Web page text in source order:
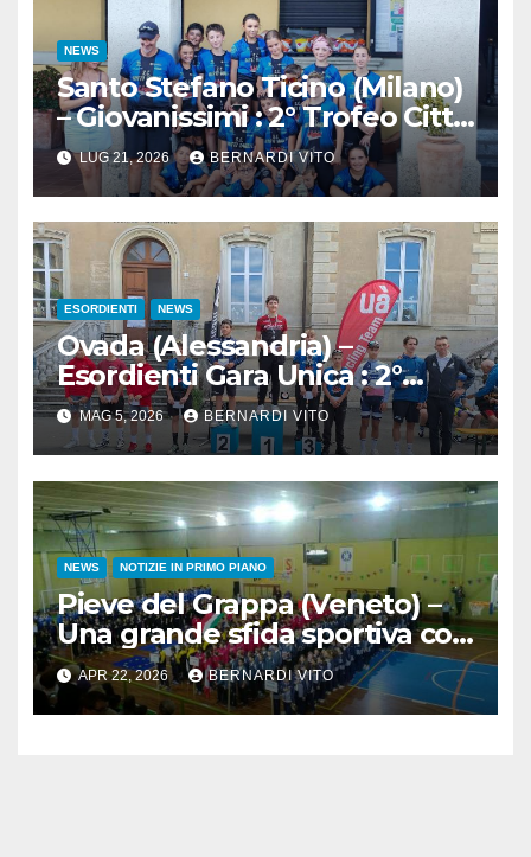
NEWS
Santo Stefano Ticino (Milano)
– Giovanissimi : 2° Trofeo Città
di Santo Stefano Ticino
LUG 21, 2026 BERNARDI VITO
ESORDIENTI NEWS
Ovada (Alessandria) –
Esordienti Gara Unica : 2°
Trofeo Città di Ovada ad
Andrea Racca (Ardens Cycling
Team)
MAG 5, 2026 BERNARDI VITO
NEWS NOTIZIE IN PRIMO PIANO
Pieve del Grappa (Veneto) –
Una grande sfida sportiva con
le Olimpiadi Lasalliane al
Filippin di Pieve del Grappa
APR 22, 2026 BERNARDI VITO